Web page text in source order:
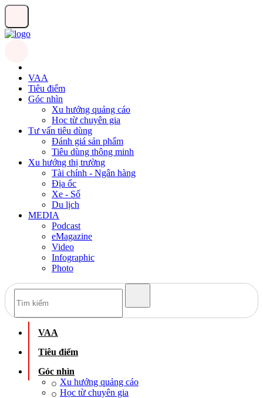
VAA
Tiêu điểm
Góc nhìn
Xu hướng quảng cáo
Học từ chuyên gia
Tư vấn tiêu dùng
Đánh giá sản phẩm
Tiêu dùng thông minh
Xu hướng thị trường
Tài chính - Ngân hàng
Địa ốc
Xe - Số
Du lịch
MEDIA
Podcast
eMagazine
Video
Infographic
Photo
VAA
Tiêu điểm
Góc nhìn
Xu hướng quảng cáo
Học từ chuyên gia